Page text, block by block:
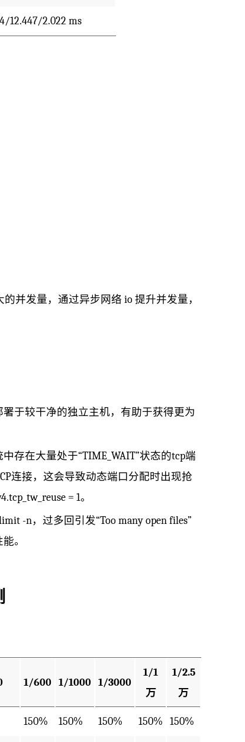
12.447/2.022 ms
并发量，通过异步网络 io 提升并发量，
于较干净的独立主机，有助于获得更为
存在大量处于“TIME_WAIT”状态的tcp端
连接，这会导致动态端口分配时出现抢
= 1。
-n，过多回引发“Too many open files”
。
1/600 1/1000 1/3000
1/1
万
1/2.5
万
150% 150% 150% 150% 150%